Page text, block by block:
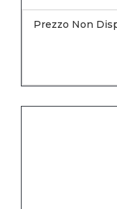
Prezzo Non